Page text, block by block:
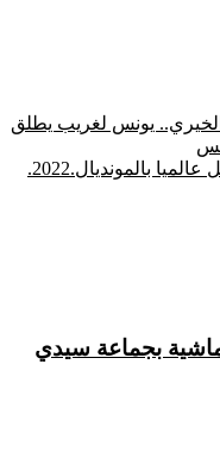
يونس لغريب يطلق
بالمونديال.2022.
بجماعة سيدي